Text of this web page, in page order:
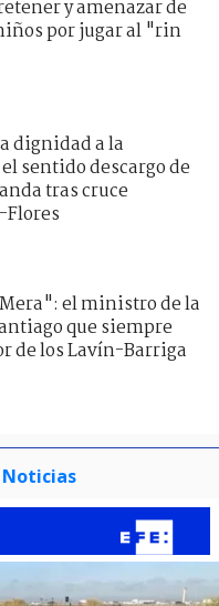
y amenazar de
por jugar al "rin
dignidad a la
sentido descargo de
tras cruce
el ministro de la
que siempre
de los Lavín-Barriga
Noticias